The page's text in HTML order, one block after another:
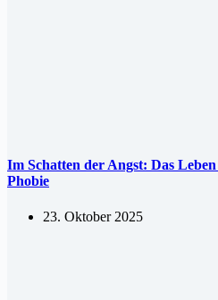
Im Schatten der Angst: Das
Phobie
23. Oktober 2025